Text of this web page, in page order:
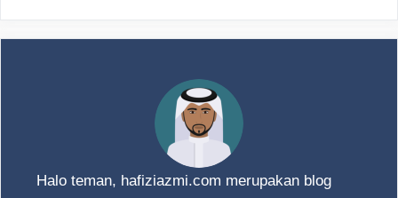
Halo teman, hafiziazmi.com merupakan blog